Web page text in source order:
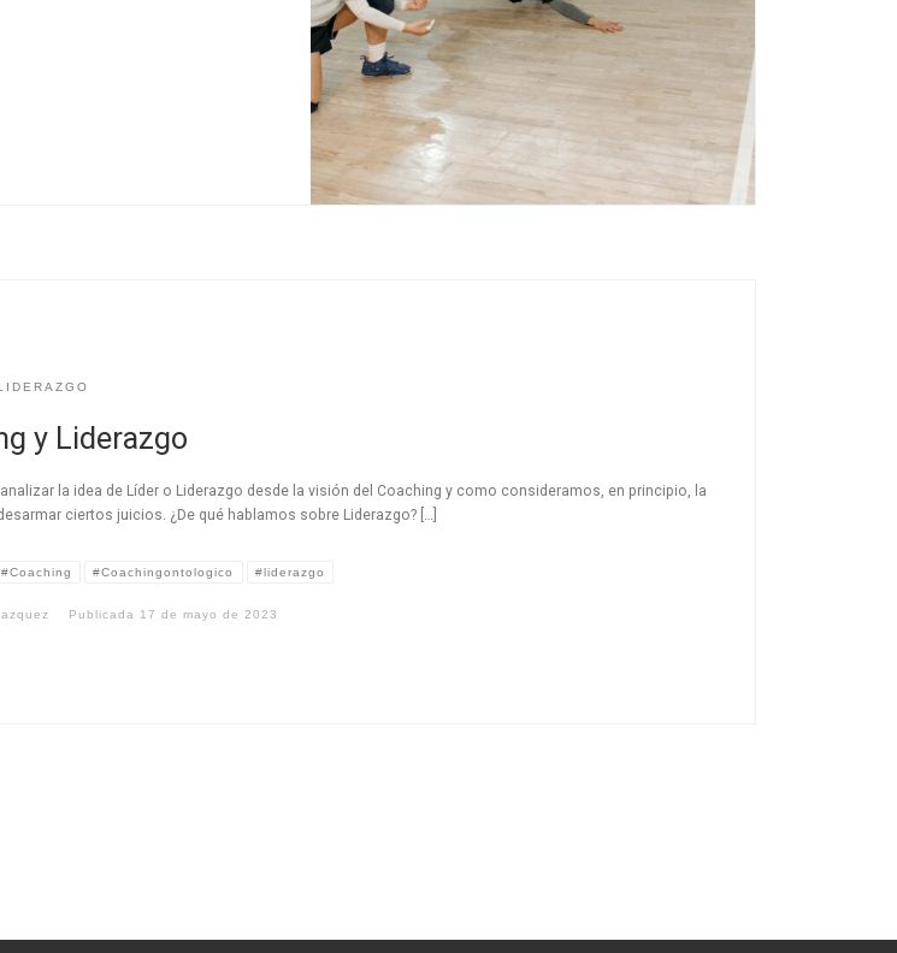
y Liderazgo
la idea de Líder o Liderazgo desde la visión del Coaching y como consideramos, en principio, la
ciertos juicios. ¿De qué hablamos sobre Liderazgo? […]
#Coaching #Coachingontologico #liderazgo
Publicada 17 de mayo de 2023